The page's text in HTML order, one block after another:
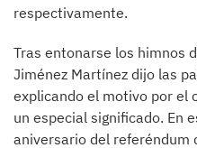
respectivamente.
Tras entonarse los himnos
Jiménez Martínez dijo las
explicando el motivo por el
un especial significado. En
aniversario del referéndum